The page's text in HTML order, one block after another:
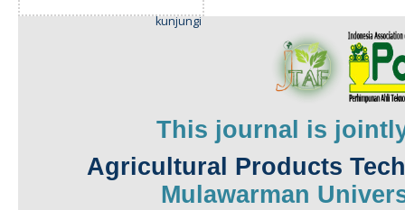
kunjungi
This journal is
Agricultural Products
Mulawarman